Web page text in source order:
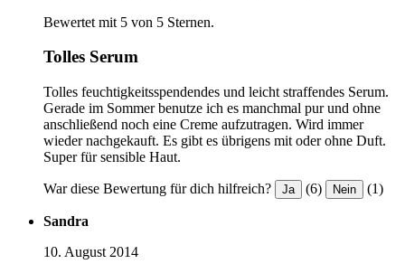
Bewertet mit 5 von 5 Sternen.
Tolles Serum
Tolles feuchtigkeitsspendendes und leicht straffendes Serum.
Gerade im Sommer benutze ich es manchmal pur und ohne
anschließend noch eine Creme aufzutragen. Wird immer
wieder nachgekauft. Es gibt es übrigens mit oder ohne Duft.
Super für sensible Haut.
War diese Bewertung für dich hilfreich? Ja (6) Nein (1)
Sandra
10. August 2014